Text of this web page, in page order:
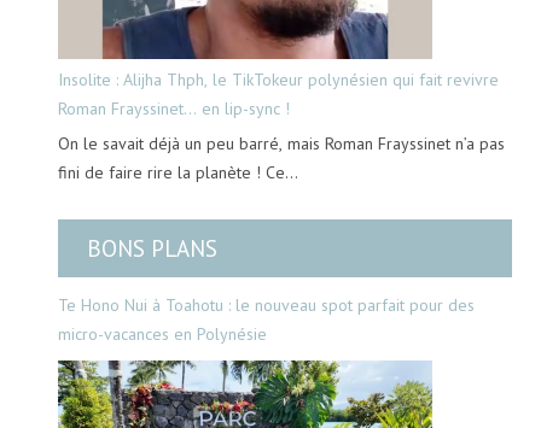
Insolite : Alijha Thph, le TikTokeur polynésien qui fait revivre
Roman Frayssinet… en lip-sync !
On le savait déjà un peu barré, mais Roman Frayssinet n’a pas
fini de faire rire la planète ! Ce…
BONS PLANS
Te Hono Nui à Toahotu : le nouveau spot parfait pour des
micro-vacances en Polynésie